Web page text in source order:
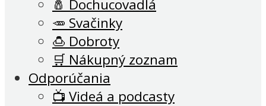
🧂 Dochucovadlá
🥕 Svačinky
🍮 Dobroty
🛒 Nákupný zoznam
Odporúčania
📺 Videá a podcasty